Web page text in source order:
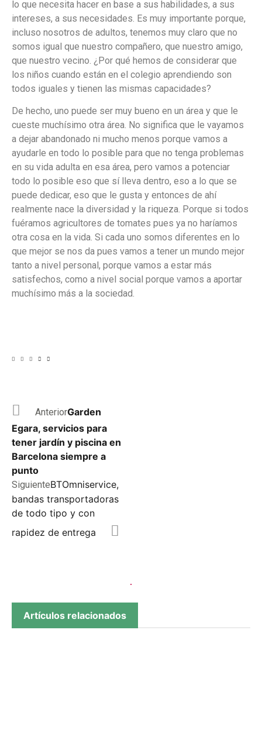
lo que necesita hacer en base a sus habilidades, a sus
intereses, a sus necesidades. Es muy importante porque,
incluso nosotros de adultos, tenemos muy claro que no
somos igual que nuestro compañero, que nuestro amigo,
que nuestro vecino. ¿Por qué hemos de considerar que
los niños cuando están en el colegio aprendiendo son
todos iguales y tienen las mismas capacidades?
De hecho, uno puede ser muy bueno en un área y que le
cueste muchísimo otra área. No significa que le vayamos
a dejar abandonado ni mucho menos porque vamos a
ayudarle en todo lo posible para que no tenga problemas
en su vida adulta en esa área, pero vamos a potenciar
todo lo posible eso que sí lleva dentro, eso a lo que se
puede dedicar, eso que le gusta y entonces de ahí
realmente nace la diversidad y la riqueza. Porque si todos
fuéramos agricultores de tomates pues ya no haríamos
otra cosa en la vida. Si cada uno somos diferentes en lo
que mejor se nos da pues vamos a tener un mundo mejor
tanto a nivel personal, porque vamos a estar más
satisfechos, como a nivel social porque vamos a aportar
muchísimo más a la sociedad.
AnteriorGarden
Egara, servicios para
tener jardín y piscina en
Barcelona siempre a
punto
SiguienteBTOmniservice,
bandas transportadoras
de todo tipo y con
rapidez de entrega
Artículos relacionados